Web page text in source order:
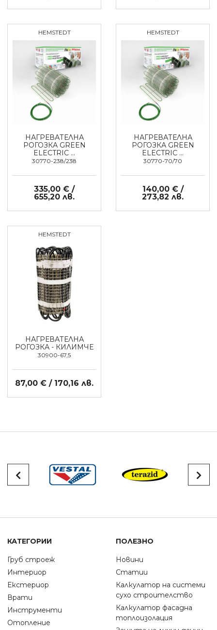
HEMSTEDT
НАГРЕВАТЕЛНА
РОГОЗКА GREEN
ELECTRIC …
30770-238/238
335,00 € /
655,20 лв.
HEMSTEDT
НАГРЕВАТЕЛНА
РОГОЗКА GREEN
ELECTRIC …
30770-70/70
140,00 € /
273,82 лв.
HEMSTEDT
НАГРЕВАТЕЛНА
РОГОЗКА - КИЛИМЧЕ
30900-67,5
87,00 € / 170,16 лв.
КАТЕГОРИИ
Груб строеж
Интериор
Екстериор
Врати
Инструменти
Отопление
ПОЛЕЗНО
Новини
Статии
Калкулатор на системи
сухо строителство
Калкулатор фасадна
топлоизолация